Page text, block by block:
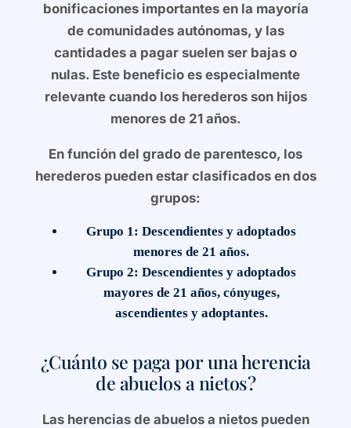
bonificaciones importantes en la mayoría
de comunidades autónomas, y las
cantidades a pagar suelen ser bajas o
nulas. Este beneficio es especialmente
relevante cuando los herederos son hijos
menores de 21 años.
En función del grado de parentesco, los
herederos pueden estar clasificados en dos
grupos:
Grupo 1: Descendientes y adoptados
menores de 21 años.
Grupo 2: Descendientes y adoptados
mayores de 21 años, cónyuges,
ascendientes y adoptantes.
¿Cuánto se paga por una herencia
de abuelos a nietos?
Las herencias de abuelos a nietos pueden